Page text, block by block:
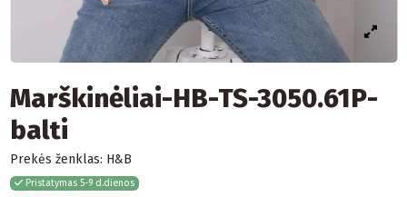
Marškinėliai-HB-TS-3050.61P-
balti
Prekės ženklas: H&B
Pristatymas 5-9 d.dienos